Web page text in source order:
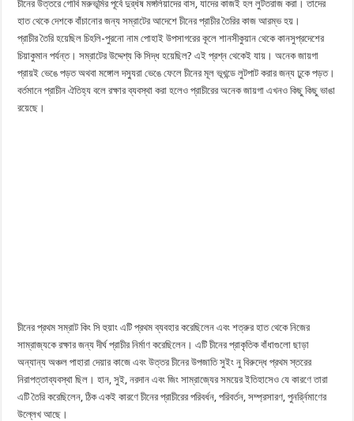
চীনের উত্তরে গোবি মরুভূমির পূর্বে দুর্র্ধষ মঙ্গলিয়াদের বাস, যাদের কাজই হল লুটতরাজ করা। তাদের
হাত থেকে দেশকে বাঁচানোর জন্য সম্রাটের আদেশে চীনের প্রাচীর তৈরির কাজ আরম্ভ হয়।
প্রাচীর তৈরি হয়েছিল চিহলি-পুরনো নাম পোহাই উপসাগরের কূলে শানসীকুয়ান থেকে কানসুপ্রদেশের
চিয়াকুমান পর্যন্ত। সম্রাটের উদ্দেশ্য কি সিদ্ধ হয়েছিল? এই প্রশ্ন থেকেই যায়। অনেক জায়গা
প্রায়ই ভেঙে পড়ত অথবা মঙ্গোল দস্যুরা ভেঙে ফেলে চীনের মূল ভূখন্ডে লুটপাট করার জন্য ঢুকে পড়ত।
বর্তমানে প্রাচীন ঐতিহ্য বলে রক্ষার ব্যবস্থা করা হলেও প্রাচীরের অনেক জায়গা এখনও কিছু কিছু ভাঙা
রয়েছে।
চীনের প্রথম সম্রাট কিং সি হুয়াং এটি প্রথম ব্যবহার করেছিলেন এবং শত্রুর হাত থেকে নিজের
সাম্রাজ্যকে রক্ষার জন্য দীর্ঘ প্রাচীর নির্মাণ করেছিলেন। এটি চীনের প্রাকৃতিক বাঁধাগুলো ছাড়া
অন্যান্য অঞ্চল পাহারা দেয়ার কাজে এবং উত্তর চীনের উপজাতি সুইং নু বিরুদ্ধে প্রথম স্তরের
নিরাপত্তাব্যবস্থা ছিল। হান, সুই, নরদান এবং জিং সাম্রাজ্যের সময়ের ইতিহাসেও যে কারণে তারা
এটি তৈরি করেছিলেন, ঠিক একই কারণে চীনের প্রাচীরের পরিবর্ধন, পরিবর্তন, সম্প্রসারণ, পুনর্র্নিমাণের
উল্লেখ আছে।